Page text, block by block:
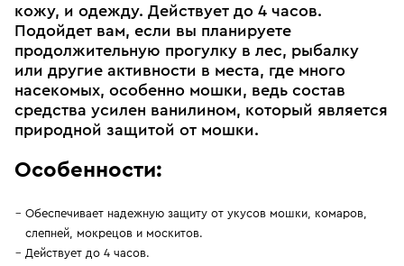
кожу, и одежду. Действует до 4 часов.
Подойдет вам, если вы планируете
продолжительную прогулку в лес, рыбалку
или другие активности в места, где много
насекомых, особенно мошки, ведь состав
средства усилен ванилином, который является
природной защитой от мошки.
Особенности:
Обеспечивает надежную защиту от укусов мошки, комаров,
слепней, мокрецов и москитов.
Действует до 4 часов.